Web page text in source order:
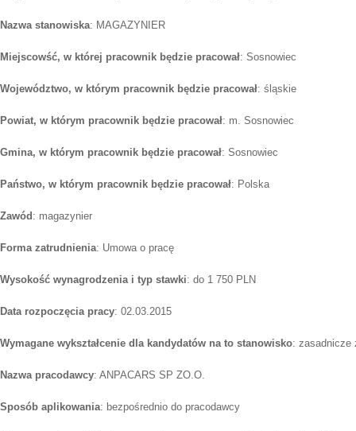
Nazwa stanowiska: MAGAZYNIER
Miejscowść, w której pracownik będzie pracował: Sosnowiec
Województwo, w którym pracownik będzie pracował: śląskie
Powiat, w którym pracownik będzie pracował: m. Sosnowiec
Gmina, w którym pracownik będzie pracował: Sosnowiec
Państwo, w którym pracownik będzie pracował: Polska
Zawód: magazynier
Forma zatrudnienia: Umowa o pracę
Wysokość wynagrodzenia i typ stawki: do 1 750 PLN
Data rozpoczęcia pracy: 02.03.2015
Wymagane wykształcenie dla kandydatów na to stanowisko: zasadnicze
Nazwa pracodawcy: ANPACARS SP ZO.O.
Sposób aplikowania: bezpośrednio do pracodawcy